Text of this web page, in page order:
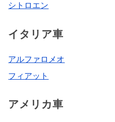
シトロエン
イタリア車
アルファロメオ
フィアット
アメリカ車